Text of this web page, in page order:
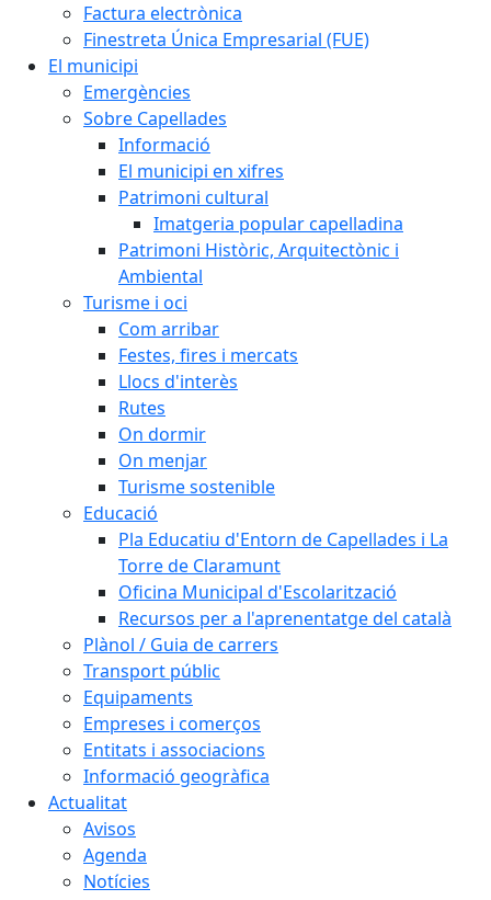
Factura electrònica
Finestreta Única Empresarial (FUE)
El municipi
Emergències
Sobre Capellades
Informació
El municipi en xifres
Patrimoni cultural
Imatgeria popular capelladina
Patrimoni Històric, Arquitectònic i
Ambiental
Turisme i oci
Com arribar
Festes, fires i mercats
Llocs d'interès
Rutes
On dormir
On menjar
Turisme sostenible
Educació
Pla Educatiu d'Entorn de Capellades i La
Torre de Claramunt
Oficina Municipal d'Escolarització
Recursos per a l'aprenentatge del català
Plànol / Guia de carrers
Transport públic
Equipaments
Empreses i comerços
Entitats i associacions
Informació geogràfica
Actualitat
Avisos
Agenda
Notícies